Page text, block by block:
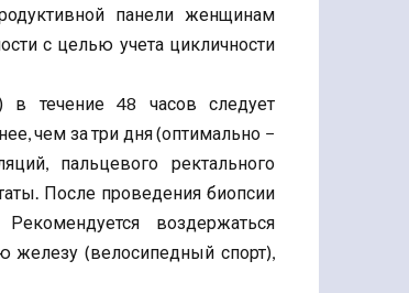
панели женщинам
с целью учета цикличности
в течение 48 часов следует
чем за три дня (оптимально −
пальцевого ректального
После проведения биопсии
воздержаться
железу (велосипедный спорт),